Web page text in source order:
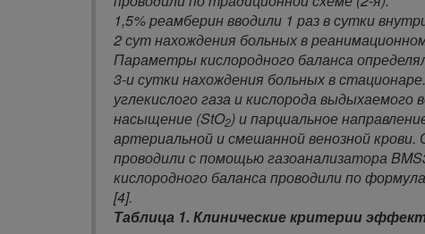
1,5% реамберин вводили 1 раз в сутки
2 сут нахождения больных в
Параметры кислородного баланса
3-и сутки нахождения больных в
углекислого газа и кислорода выдыхаемого
насыщение (StO2) и парциальное
артериальной и смешанной венозной крови.
проводили с помощью газоанализатора
кислородного баланса проводили по
[4].
Таблица 1. Клинические критерии